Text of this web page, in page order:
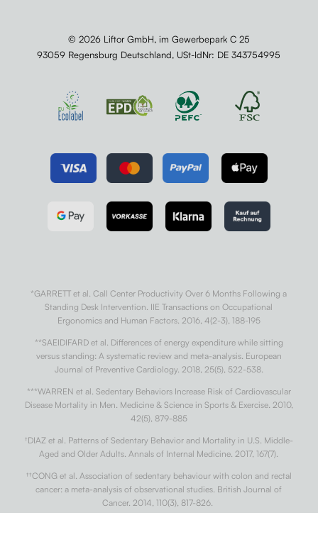
© 2026 Liftor GmbH, im Gewerbepark C 25
93059 Regensburg Deutschland, USt-IdNr: DE 343754995
*GARRETT et al. Call Center Productivity Over 6 Months Following a
Standing Desk Intervention. IIE Transactions on Occupational
Ergonomics and Human Factors. 2016, 4(2-3), 188-195
**SAEIDIFARD et al. Differences of energy expenditure while sitting
versus standing: A systematic review and meta-analysis. European
Journal of Preventive Cardiology. 2018, 25(5), 522-538.
***WARREN et al. Sedentary Behaviors Increase Risk of Cardiovascular
Disease Mortality in Men. Medicine & Science in Sports & Exercise. 2010,
42(5), 879-885
†DIAZ et al. Patterns of Sedentary Behavior and Mortality in U.S. Middle-
Aged and Older Adults. Annals of Internal Medicine. 2017, 167(7).
††CONG et al. Association of sedentary behaviour with colon and rectal
cancer: a meta-analysis of observational studies. British Journal of
Cancer. 2014, 110(3), 817-826.